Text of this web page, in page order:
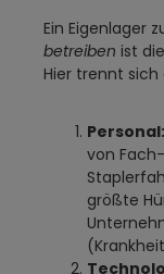
Ein Eigenlager
betreiben ist
Hier trennt sich
Personal:
von
größte